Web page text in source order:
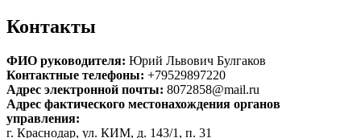
Контакты
ФИО руководителя: Юрий Львович Булгаков
Контактные телефоны: +79529897220
Адрес электронной почты: 8072858@mail.ru
Адрес фактического местонахождения органов
управления:
г. Краснодар, ул. КИМ, д. 143/1, п. 31